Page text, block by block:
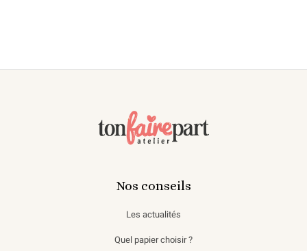
Nos conseils
Les actualités
Quel papier choisir ?